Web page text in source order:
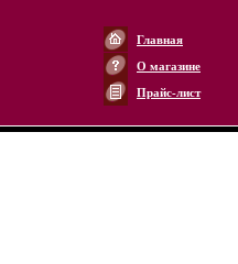
Главная
О магазине
Прайс-лист